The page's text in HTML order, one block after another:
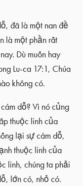
đã là một nan đề
là một phần rất
Dù muốn hay
Lu-ca 17:1, Chúa
không có.
dỗ? Vì nó củng
thuộc linh của
lại sự cám dỗ,
thuộc linh của
linh, chúng ta phải
lớn có, nhỏ có.